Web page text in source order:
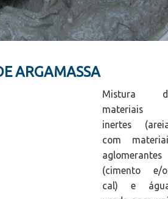
ARGAMASSA
Mistura
materiais
inertes
com
aglomerantes
(cimento e/
cal) e